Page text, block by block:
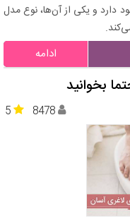
دارد و یکی از آن‌ها، نوع مدل
ادامه
بخوانید
5 8478